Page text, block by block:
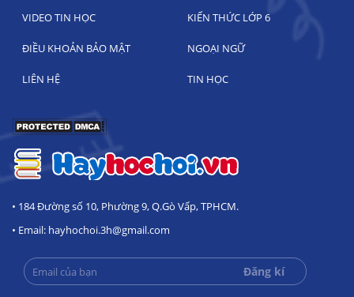
VIDEO TIN HỌC KIẾN THỨC LỚP 6
ĐIỀU KHOẢN BẢO MẬT NGOẠI NGỮ
LIÊN HỆ TIN HỌC
• 184 Đường số 10, Phường 9, Q.Gò Vấp, TPHCM.
• Email: hayhochoi.3h@gmail.com